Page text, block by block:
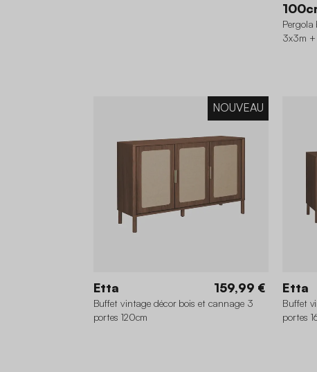
Pergola
3x3m +
NOUVEAU
Etta 159,99 €
Buffet vintage décor bois et cannage 3
portes 120cm
Etta
Buffet
portes